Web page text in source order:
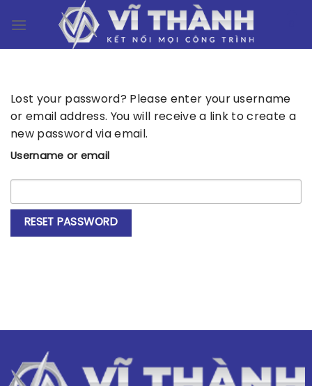
Lost your password? Please enter your username
or email address. You will receive a link to create a
new password via email.
Username or email
RESET PASSWORD